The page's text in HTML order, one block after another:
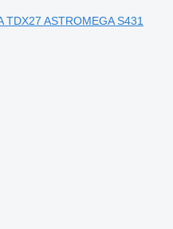
TDX27 ASTROMEGA S431